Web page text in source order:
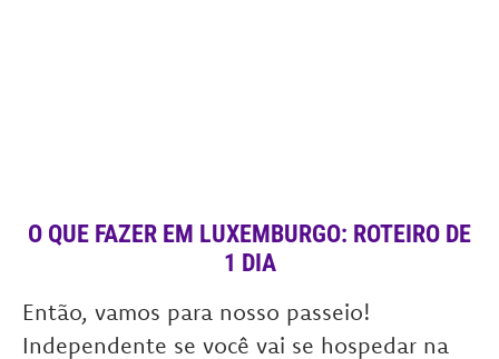
O QUE FAZER EM LUXEMBURGO: ROTEIRO DE
1 DIA
Então, vamos para nosso passeio!
Independente se você vai se hospedar na